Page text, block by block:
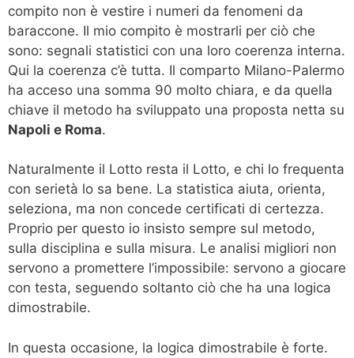
compito non è vestire i numeri da fenomeni da
baraccone. Il mio compito è mostrarli per ciò che
sono: segnali statistici con una loro coerenza interna.
Qui la coerenza c’è tutta. Il comparto Milano-Palermo
ha acceso una somma 90 molto chiara, e da quella
chiave il metodo ha sviluppato una proposta netta su
Napoli e Roma.
Naturalmente il Lotto resta il Lotto, e chi lo frequenta
con serietà lo sa bene. La statistica aiuta, orienta,
seleziona, ma non concede certificati di certezza.
Proprio per questo io insisto sempre sul metodo,
sulla disciplina e sulla misura. Le analisi migliori non
servono a promettere l’impossibile: servono a giocare
con testa, seguendo soltanto ciò che ha una logica
dimostrabile.
In questa occasione, la logica dimostrabile è forte.